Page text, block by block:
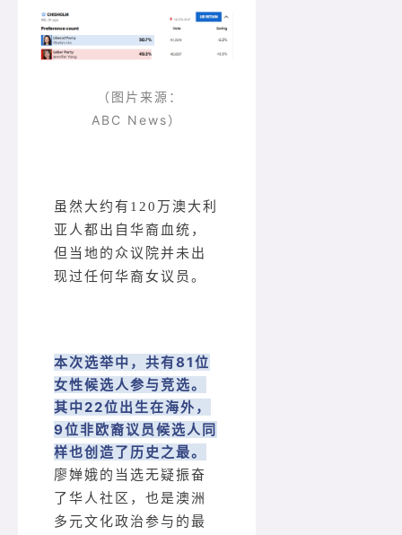
（图片来源：
ABC News）
虽然大约有120万澳大利
亚人都出自华裔血统，
但当地的众议院并未出
现过任何华裔女议员。
本次选举中，共有81位
女性候选人参与竞选。
其中22位出生在海外，
9位非欧裔议员候选人同
样也创造了历史之最。
廖婵娥的当选无疑振奋
了华人社区，也是澳洲
多元文化政治参与的最